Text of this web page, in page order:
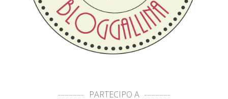
PARTECIPO A